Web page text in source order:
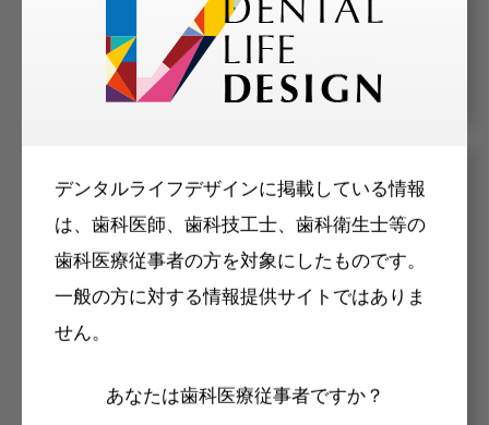
デンタルライフデザインに掲載している情報
は、歯科医師、歯科技工士、歯科衛生士等の
歯科医療従事者の方を対象にしたものです。
一般の方に対する情報提供サイトではありま
せん。
あなたは歯科医療従事者ですか？
メリット
Internet DOに掲載されている